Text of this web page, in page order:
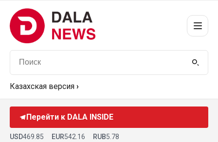
Казахская версия ›
Перейти к DALA INSIDE
USD469.85 EUR542.16 RUB5.78